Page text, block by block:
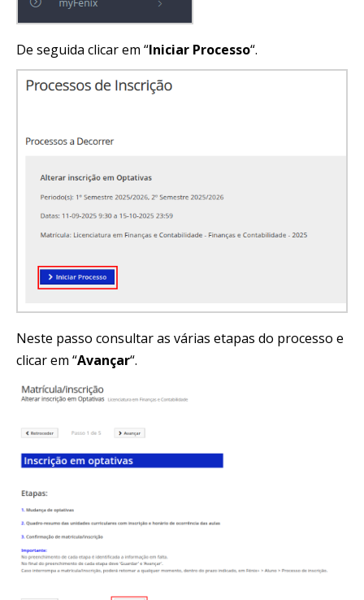
De seguida clicar em “Iniciar Processo“.
Neste passo consultar as várias etapas do processo e
clicar em “Avançar“.